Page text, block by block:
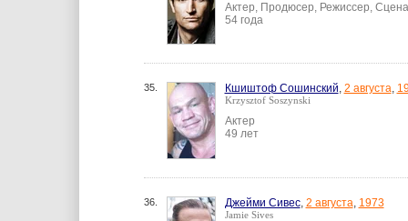
Актер, Продюсер, Режиссер,
54 года
35. Кшиштоф Сошинский, 2 августа,
Krzysztof Soszynski
Актер
49 лет
36. Джейми Сивес, 2 августа, 1973
Jamie Sives